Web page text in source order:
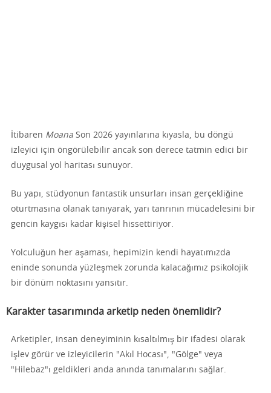
İtibaren Moana Son 2026 yayınlarına kıyasla, bu döngü
izleyici için öngörülebilir ancak son derece tatmin edici bir
duygusal yol haritası sunuyor.
Bu yapı, stüdyonun fantastik unsurları insan gerçekliğine
oturtmasına olanak tanıyarak, yarı tanrının mücadelesini bir
gencin kaygısı kadar kişisel hissettiriyor.
Yolculuğun her aşaması, hepimizin kendi hayatımızda
eninde sonunda yüzleşmek zorunda kalacağımız psikolojik
bir dönüm noktasını yansıtır.
Karakter tasarımında arketip neden önemlidir?
Arketipler, insan deneyiminin kısaltılmış bir ifadesi olarak
işlev görür ve izleyicilerin "Akıl Hocası", "Gölge" veya
"Hilebaz"ı geldikleri anda anında tanımalarını sağlar.